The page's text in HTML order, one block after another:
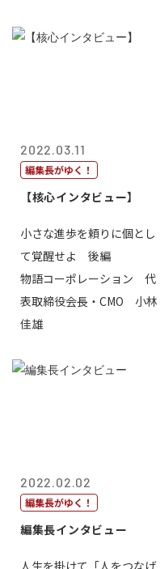
2022.03.11
編集長がゆく！
【核心インタビュー】
小さな進歩を頼りに個とし
て覚醒せよ 後編
物語コーポレーション 代
表取締役会長・CMO 小林
佳雄
2022.02.02
編集長がゆく！
編集長インタビュー
人生を掛けて「人をつなげ